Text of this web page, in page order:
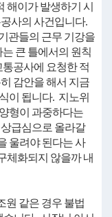
해이가 발생하기 시
사의 사건입니다.
관들의 근무 기강을
큰 틀에서의 원칙
공사에 요청한 적
감안을 해서 지금
이 됩니다. 지노위
형이 과중하다는
급심으로 올라갈
울려야 된다는 사
체화되지 않을까 내
원 같은 경우 불법